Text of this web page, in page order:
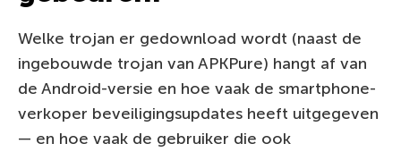
Welke trojan er gedownload wordt (naast de
ingebouwde trojan van APKPure) hangt af van
de Android-versie en hoe vaak de smartphone-
verkoper beveiligingsupdates heeft uitgegeven
— en hoe vaak de gebruiker die ook